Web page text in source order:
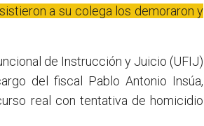
a su colega los demoraron y
de Instrucción y Juicio (UFIJ)
del fiscal Pablo Antonio Insúa,
real con tentativa de homicidio